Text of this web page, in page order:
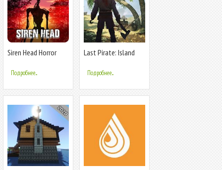
Siren Head Horror
Mod 2020
Подробнее...
Last Pirate: Island
и пираты
Подробнее...